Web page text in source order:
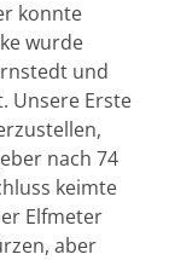
konnte
wurde
und
Unsere Erste
nach 74
keimte
Elfmeter
aber